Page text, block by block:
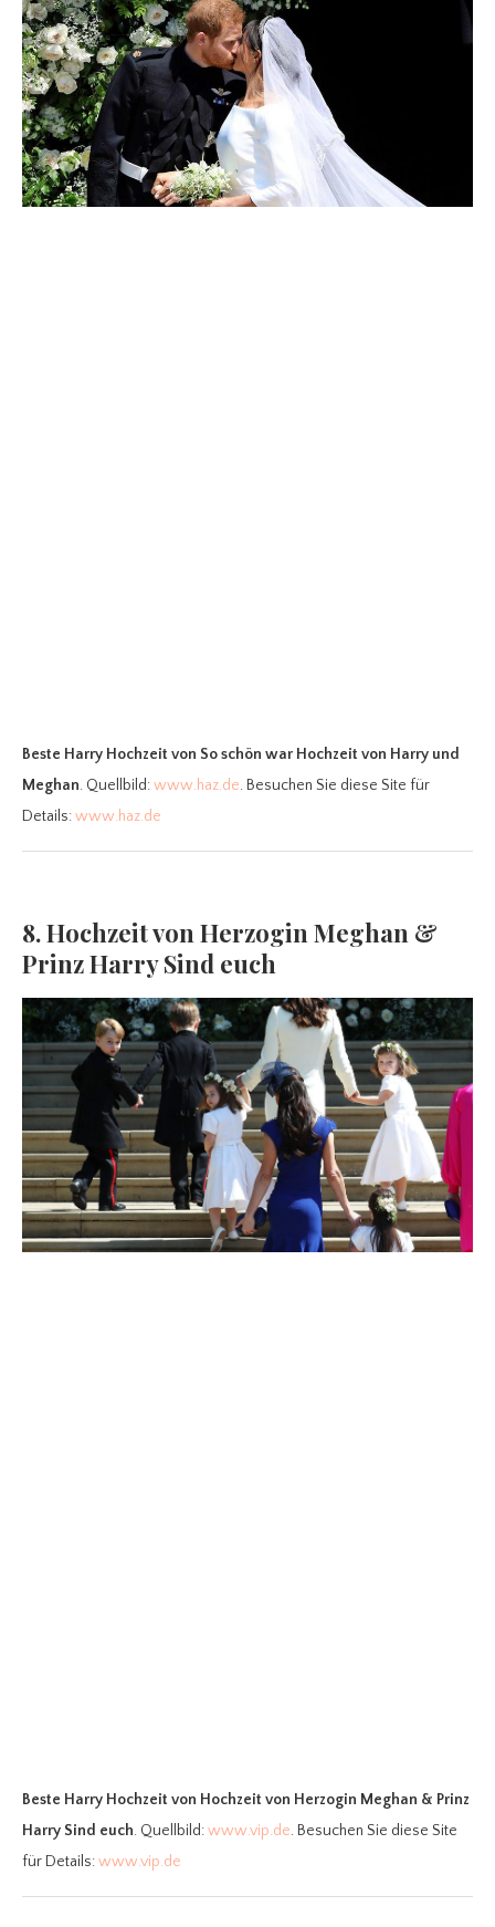
Beste Harry Hochzeit von So schön war Hochzeit von Harry und
Meghan. Quellbild:www.haz.de. Besuchen Sie diese Site für
Details:www.haz.de
8. Hochzeit von Herzogin Meghan &
Prinz Harry Sind euch
Beste Harry Hochzeit von Hochzeit von Herzogin Meghan & Prinz
Harry Sind euch. Quellbild:www.vip.de. Besuchen Sie diese Site
für Details:www.vip.de